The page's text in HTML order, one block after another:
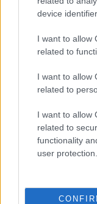
device
I want to allow
related to
I want to allow
related to
I want to allow
related to
functionality
user protection.
Nem akarsz
Rengeteg hír és
hogy naprakész
legjobbakat,
Kijelentem, hogy
megismertem és